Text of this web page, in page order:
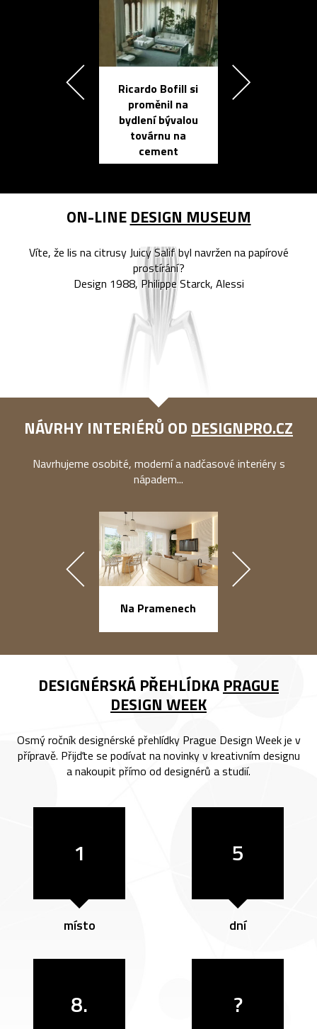
Ricardo Bofill si
proměnil na
bydlení bývalou
továrnu na
cement
ON-LINE DESIGN MUSEUM
Víte, že lis na citrusy Juicy Salif byl navržen na papírové
prostírání?
Design 1988, Philippe Starck, Alessi
NÁVRHY INTERIÉRŮ OD DESIGNPRO.CZ
Navrhujeme osobité, moderní a nadčasové interiéry s
nápadem...
Na Pramenech
DESIGNÉRSKÁ PŘEHLÍDKA PRAGUE
DESIGN WEEK
Osmý ročník designérské přehlídky Prague Design Week je v
přípravě. Přijďte se podívat na novinky v kreativním designu
a nakoupit přímo od designérů a studií.
1
místo
5
dní
8. ?